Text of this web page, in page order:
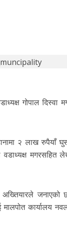
गोपाल
२ लाख रुपैयाँ
मगरसहित
जनाएको
कार्यालय